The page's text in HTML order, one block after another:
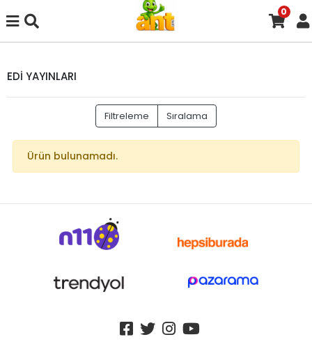
0
EDİ YAYINLARI
Filtreleme Sıralama
Ürün bulunamadı.